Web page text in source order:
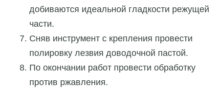
добиваются идеальной гладкости режущей
части.
Сняв инструмент с крепления провести
полировку лезвия доводочной пастой.
По окончании работ провести обработку
против ржавления.